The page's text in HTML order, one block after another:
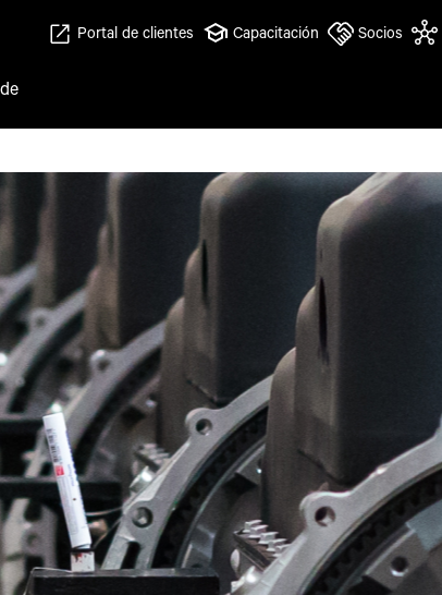
Portal de clientes Capacitación Socios